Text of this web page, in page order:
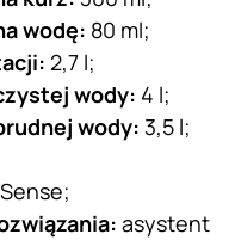
wodę: 80 ml;
2,7 l;
wody: 4 l;
wody: 3,5 l;
asystent